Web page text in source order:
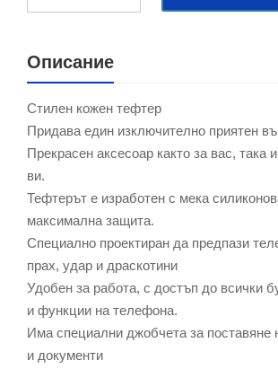
Описание
Стилен кожен тефтер
Придава един изключително приятен
Прекрасен аксесоар както за вас, така
ви.
Тефтерът е изработен с мека
максимална защита.
Специално проектиран да предпази
прах, удар и драскотини
Удобен за работа, с достъп до всички
и функции на телефона.
Има специални джобчета за поставяне
и документи